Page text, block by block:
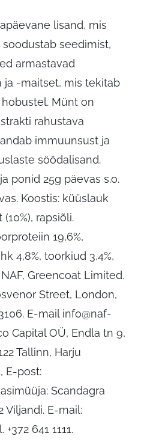
lisand, mis
seedimist,
armastavad
-maitset, mis tekitab
Münt on
rahustava
immuunsust ja
söödalisand.
ponid 25g päevas s.o.
Koostis: küüslauk
rapsiõli.
19,6%,
4,8%, toorkiud 3,4%,
NAF, Greencoat Limited.
Street, London,
E-mail info@naf-
Capital OÜ, Endla tn 9,
Tallinn, Harju
E-post:
Scandagra
Viljandi. E-mail:
+372 641 1111.